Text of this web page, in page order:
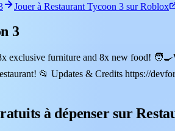
Jouer à Restaurant Tycoon 3 sur Roblox
3
furniture and 8x new food!
📂 Updates & Credits https://
à dépenser sur